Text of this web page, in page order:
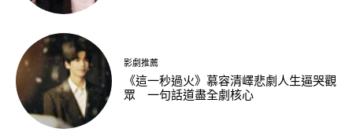
影劇推薦
《這一秒過火》慕容清嶧悲劇人生逼哭觀
眾 一句話道盡全劇核心